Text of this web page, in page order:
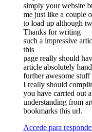
simply your website
me just like a couple
to load up although
Thanks for writing
such a impressive
this
page really should
article absolutely
further awesome stuff
I really should
you have carried out
understanding from
bookmarks this url.
Accede para